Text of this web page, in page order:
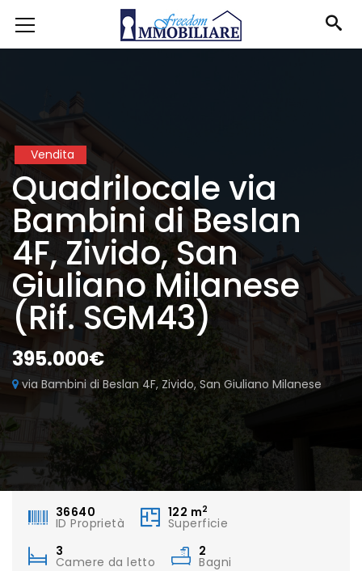
Vendita
Quadrilocale via
Bambini di Beslan
4F, Zivido, San
Giuliano Milanese
(Rif. SGM43)
395.000€
via Bambini di Beslan 4F, Zivido, San Giuliano Milanese
36640
ID Proprietà
122 m2
Superficie
3
Camere da letto
2
Bagni